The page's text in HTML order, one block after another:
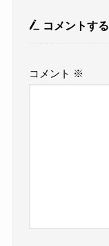
コメントする
コメント ※